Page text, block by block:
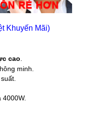
Khuyến Mãi)
cao.
minh.
4000W.